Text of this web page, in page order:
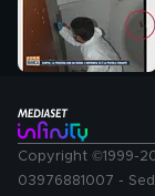
Copyright ©1999-
03976881007 -